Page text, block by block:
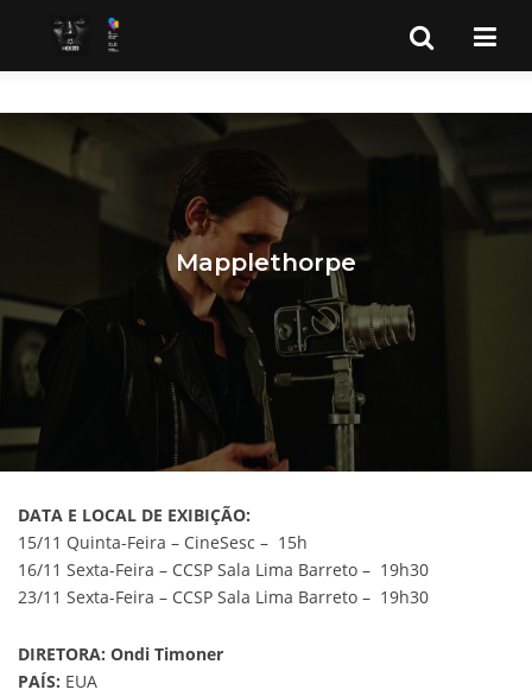
Mapplethorpe
DATA E LOCAL DE EXIBIÇÃO:
15/11 Quinta-Feira – CineSesc – 15h
16/11 Sexta-Feira – CCSP Sala Lima Barreto – 19h30
23/11 Sexta-Feira – CCSP Sala Lima Barreto – 19h30
DIRETORA: Ondi Timoner
PAÍS: EUA